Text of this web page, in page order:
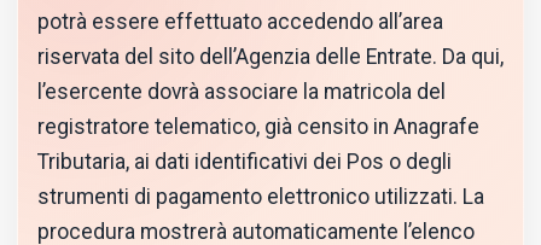
potrà essere effettuato accedendo all’area
riservata del sito dell’Agenzia delle Entrate. Da qui,
l’esercente dovrà associare la matricola del
registratore telematico, già censito in Anagrafe
Tributaria, ai dati identificativi dei Pos o degli
strumenti di pagamento elettronico utilizzati. La
procedura mostrerà automaticamente l’elenco